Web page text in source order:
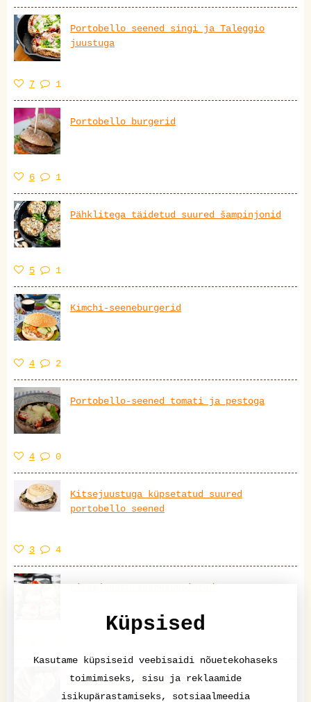
Portobello seened singi ja Taleggio
juustuga
7 1
Portobello burgerid
6 1
Pähklitega täidetud suured šampinjonid
5 1
Kimchi-seeneburgerid
4 2
Portobello-seened tomati ja pestoga
4 0
Kitsejuustuga küpsetatud suured
portobello seened
3 4
Kitsejuustu-seenesuupisted
Inglise hommikusöök
Küpsised
Kasutame küpsiseid veebisaidi nõuetekohaseks
toimimiseks, sisu ja reklaamide
isikupärastamiseks, sotsiaalmeedia